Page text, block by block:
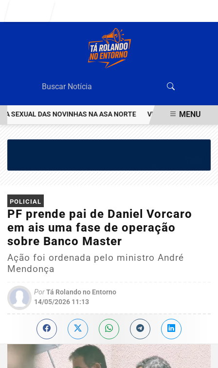
DAS NOVINHAS NA ASA NORTE VEJA QUEM ÉO VALENTÃO
MENU
POLICIAL
PF prende pai de Daniel Vorcaro
em ais uma fase de operação
sobre Banco Master
Ação foi ordenada pelo ministro André
Mendonça
PorTá Rolando no Entorno
14/05/2026 11:13